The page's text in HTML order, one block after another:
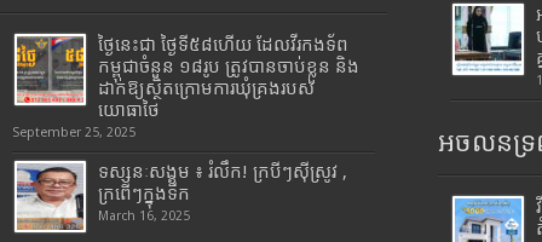
ថ្ងៃនេះជា ថ្ងៃទី៥៨ហើយ ដែលវីរកងទ័ព
កម្ពុជាចំនួន ១៨រូប ត្រូវបានចាប់ខ្លួន និង
ដាក់ឱ្យស្ថិតក្រោមការឃុំគ្រងរបស់
យោធាថៃ
September 25, 2025
ទស្សនៈសង្គម ៖ រំលឹក! ក្របីៗស៊ីស្រូវ ,
ក្រពើៗក្នុងទឹក
March 16, 2025
អចលនទ្រ